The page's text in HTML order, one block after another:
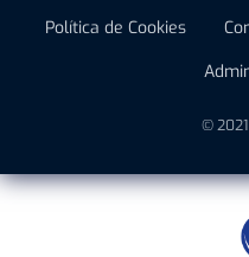
Política de Cookies
©